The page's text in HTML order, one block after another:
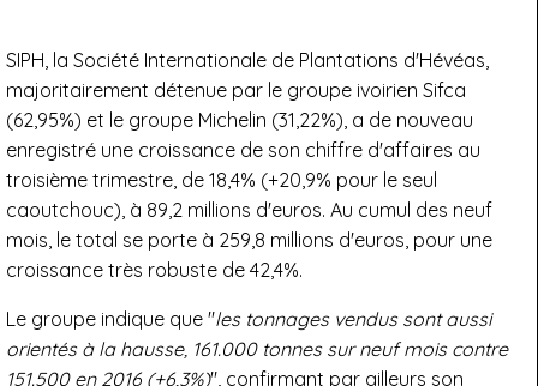
SIPH, la Société Internationale de Plantations d'Hévéas,
majoritairement détenue par le groupe ivoirien Sifca
(62,95%) et le groupe Michelin (31,22%), a de nouveau
enregistré une croissance de son chiffre d'affaires au
troisième trimestre, de 18,4% (+20,9% pour le seul
caoutchouc), à 89,2 millions d'euros. Au cumul des neuf
mois, le total se porte à 259,8 millions d'euros, pour une
croissance très robuste de 42,4%.
Le groupe indique que "les tonnages vendus sont aussi
orientés à la hausse, 161.000 tonnes sur neuf mois contre
151.500 en 2016 (+6,3%)", confirmant par ailleurs son